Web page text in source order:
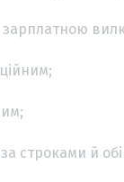
зарплатною
строками й